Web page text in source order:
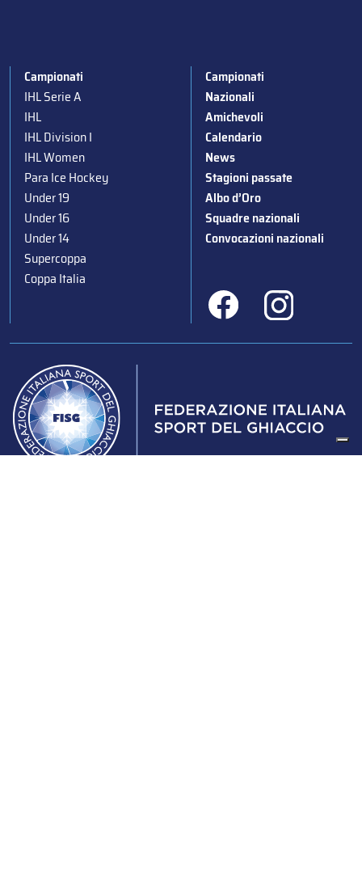
Campionati
IHL Serie A
IHL
IHL Division I
IHL Women
Para Ice Hockey
Under 19
Under 16
Under 14
Supercoppa
Coppa Italia
Campionati
Nazionali
Amichevoli
Calendario
News
Stagioni passate
Albo d’Oro
Squadre nazionali
Convocazioni nazionali